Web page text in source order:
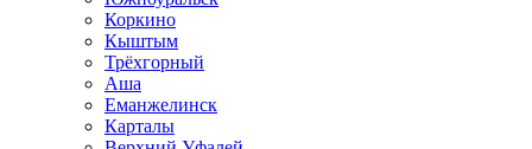
Коркино
Кыштым
Трёхгорный
Аша
Еманжелинск
Карталы